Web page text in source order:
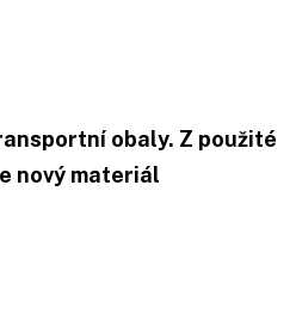
obaly. Z použité
nový materiál